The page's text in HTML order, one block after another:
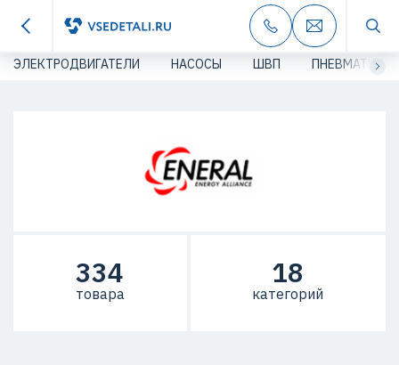
ЭЛЕКТРОДВИГАТЕЛИ НАСОСЫ ШВП ПНЕВМАТИКА
334
товара
18
категорий